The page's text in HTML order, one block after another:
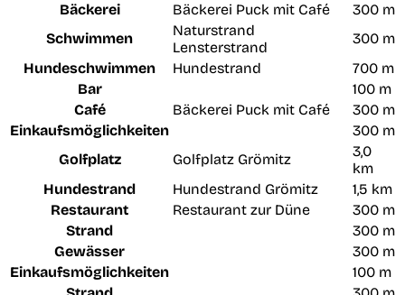
Bäckerei
Bäckerei Puck mit Café
300 m
Schwimmen
Naturstrand
Lensterstrand
300 m
Hundeschwimmen
Hundestrand
700 m
Bar
100 m
Café
Bäckerei Puck mit Café
300 m
Einkaufsmöglichkeiten
300 m
Golfplatz
Golfplatz Grömitz
3,0
km
Hundestrand
Hundestrand Grömitz
1,5 km
Restaurant
Restaurant zur Düne
300 m
Strand
300 m
Gewässer
300 m
Einkaufsmöglichkeiten
100 m